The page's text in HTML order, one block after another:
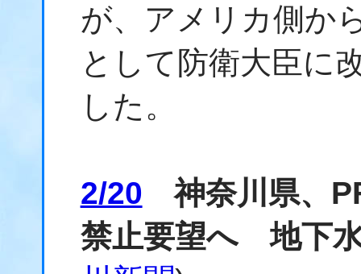
が、アメリカ側か
として防衛大臣に
した。
2/20 神奈川県、
禁止要望へ 地下